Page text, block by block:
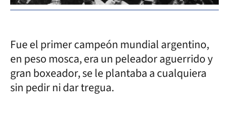
Fue el primer campeón mundial argentino,
en peso mosca, era un peleador aguerrido y
gran boxeador, se le plantaba a cualquiera
sin pedir ni dar tregua.